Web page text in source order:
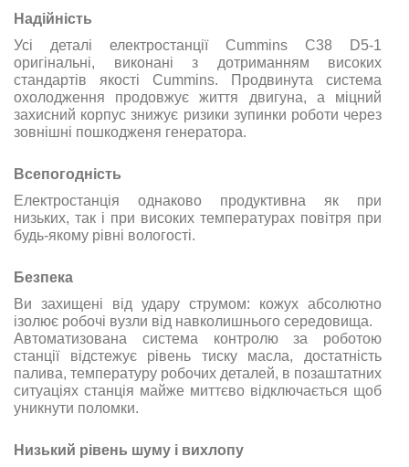
Надійність
Усі деталі електростанції Cummins C38 D5-1
оригінальні, виконані з дотриманням високих
стандартів якості Cummins. Продвинута система
охолодження продовжує життя двигуна, а міцний
захисний корпус знижує ризики зупинки роботи через
зовнішні пошкодженя генератора.
Всепогодність
Електростанція однаково продуктивна як при
низьких, так і при високих температурах повітря при
будь-якому рівні вологості.
Безпека
Ви захищені від удару струмом: кожух абсолютно
ізолює робочі вузли від навколишнього середовища.
Автоматизована система контролю за роботою
станції відстежує рівень тиску масла, достатність
палива, температуру робочих деталей, в позаштатних
ситуаціях станція майже миттєво відключається щоб
уникнути поломки.
Низький рівень шуму і вихлопу